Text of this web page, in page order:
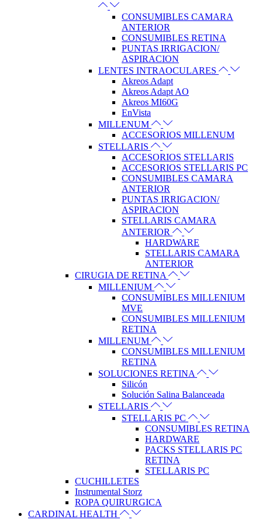
CONSUMIBLES CAMARA
ANTERIOR
CONSUMIBLES RETINA
PUNTAS IRRIGACION/
ASPIRACION
LENTES INTRAOCULARES
Akreos Adapt
Akreos Adapt AO
Akreos MI60G
EnVista
MILLENUM
ACCESORIOS MILLENUM
STELLARIS
ACCESORIOS STELLARIS
ACCESORIOS STELLARIS PC
CONSUMIBLES CAMARA
ANTERIOR
PUNTAS IRRIGACION/
ASPIRACION
STELLARIS CAMARA
ANTERIOR
HARDWARE
STELLARIS CAMARA
ANTERIOR
CIRUGIA DE RETINA
MILLENIUM
CONSUMIBLES MILLENIUM
MVE
CONSUMIBLES MILLENIUM
RETINA
MILLENUM
CONSUMIBLES MILLENIUM
RETINA
SOLUCIONES RETINA
Silicón
Solución Salina Balanceada
STELLARIS
STELLARIS PC
CONSUMIBLES RETINA
HARDWARE
PACKS STELLARIS PC
RETINA
STELLARIS PC
CUCHILLETES
Instrumental Storz
ROPA QUIRURGICA
CARDINAL HEALTH